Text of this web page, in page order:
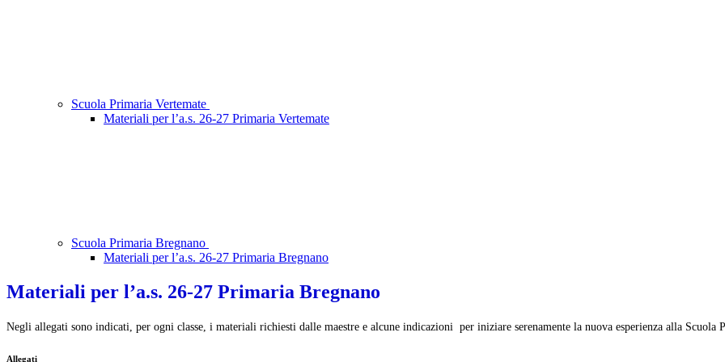
Scuola Primaria Vertemate
Materiali per l’a.s. 26-27 Primaria Vertemate
Scuola Primaria Bregnano
Materiali per l’a.s. 26-27 Primaria Bregnano
Materiali per l’a.s. 26-27 Primaria Bregnano
Negli allegati sono indicati, per ogni classe, i materiali richiesti dalle maestre e alcune indicazioni per iniziare serenamente la nuova esperienza alla Scuola
Allegati